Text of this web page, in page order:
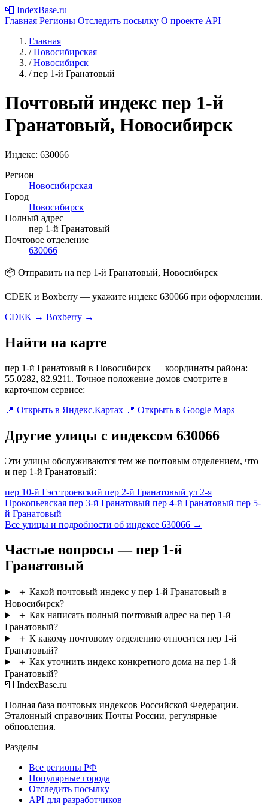
📮 IndexBase.ru
Главная Регионы Отследить посылку О проекте API
Главная
/ Новосибирская
/ Новосибирск
/ пер 1-й Гранатовый
Почтовый индекс пер 1-й
Гранатовый, Новосибирск
Индекс: 630066
Регион
Новосибирская
Город
Новосибирск
Полный адрес
пер 1-й Гранатовый
Почтовое отделение
630066
📦 Отправить на пер 1-й Гранатовый, Новосибирск
CDEK и Boxberry — укажите индекс 630066 при оформлении.
CDEK → Boxberry →
Найти на карте
пер 1-й Гранатовый в Новосибирск — координаты района:
55.0282, 82.9211. Точное положение домов смотрите в
карточном сервисе:
📍 Открыть в Яндекс.Картах 📍 Открыть в Google Maps
Другие улицы с индексом 630066
Эти улицы обслуживаются тем же почтовым отделением, что
и пер 1-й Гранатовый:
пер 10-й Гэсстроевский пер 2-й Гранатовый ул 2-я
Прокопьевская пер 3-й Гранатовый пер 4-й Гранатовый пер 5-
й Гранатовый
Все улицы и подробности об индексе 630066 →
Частые вопросы — пер 1-й
Гранатовый
＋ Какой почтовый индекс у пер 1-й Гранатовый в
Новосибирск?
＋ Как написать полный почтовый адрес на пер 1-й
Гранатовый?
＋ К какому почтовому отделению относится пер 1-й
Гранатовый?
＋ Как уточнить индекс конкретного дома на пер 1-й
Гранатовый?
📮 IndexBase.ru
Полная база почтовых индексов Российской Федерации.
Эталонный справочник Почты России, регулярные
обновления.
Разделы
Все регионы РФ
Популярные города
Отследить посылку
API для разработчиков